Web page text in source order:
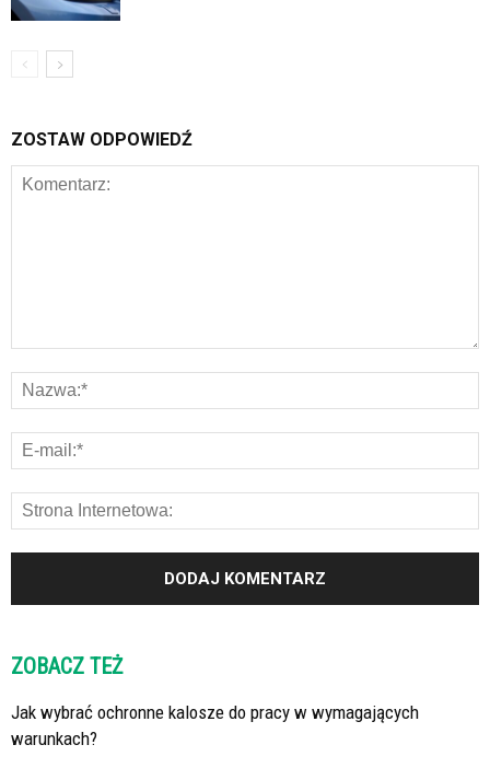
ZOSTAW ODPOWIEDŹ
ZOBACZ TEŻ
Jak wybrać ochronne kalosze do pracy w wymagających
warunkach?